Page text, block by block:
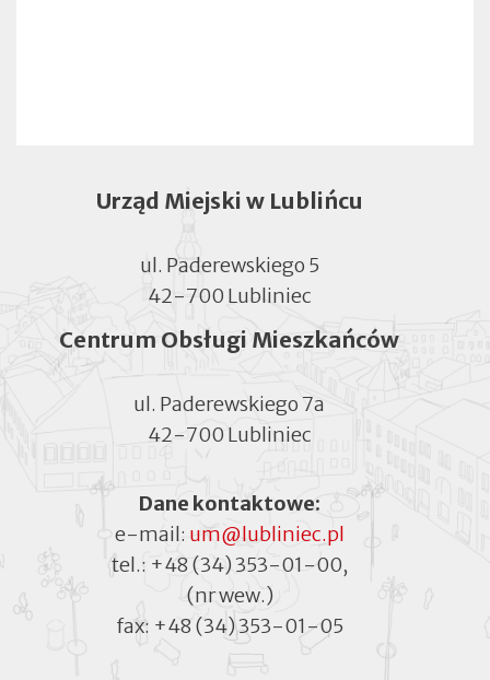
Urząd Miejski w Lublińcu
ul. Paderewskiego 5
42-700 Lubliniec
Centrum Obsługi Mieszkańców
ul. Paderewskiego 7a
42-700 Lubliniec
Dane kontaktowe:
e-mail: um@lubliniec.pl
tel.: +48 (34) 353-01-00,
(nr wew.)
fax: +48 (34) 353-01-05